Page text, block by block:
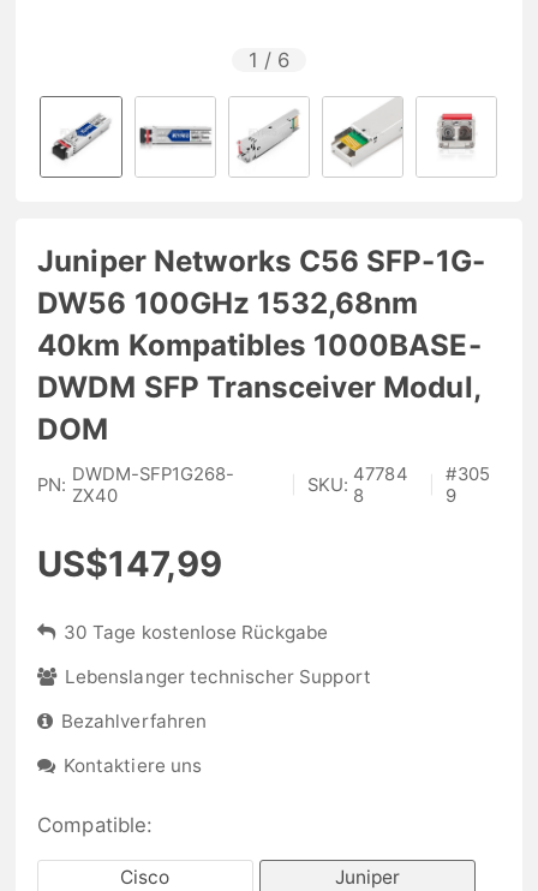
1 / 6
Juniper Networks C56 SFP-1G-
DW56 100GHz 1532,68nm
40km Kompatibles 1000BASE-
DWDM SFP Transceiver Modul,
DOM
PN: DWDM-SFP1G268-
ZX40
SKU: 47784
8
#305
9
US$147,99
30 Tage kostenlose Rückgabe
Lebenslanger technischer Support
Bezahlverfahren
Kontaktiere uns
Compatible:
Cisco Juniper